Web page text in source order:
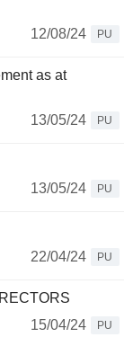
12/08/24
PU
as at
13/05/24
PU
13/05/24
PU
22/04/24
PU
15/04/24
PU